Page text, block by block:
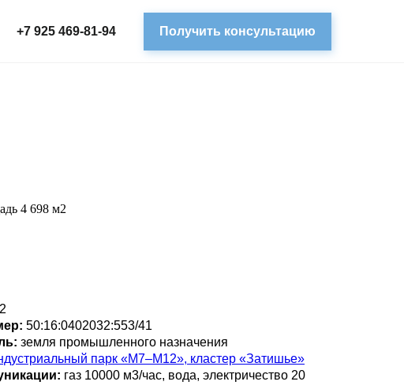
Получить консультацию
+7 925 469-81-94
4 698 м2
50:16:0402032:553/41
земля промышленного назначения
парк «М7–М12», кластер «Затишье»
газ 10000 м3/час, вода, электричество 20